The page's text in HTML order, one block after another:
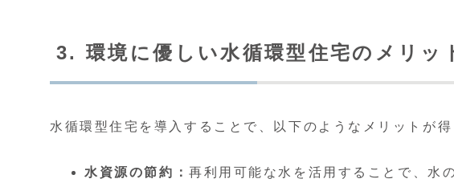
3. 環境に優しい水循環型住宅のメリッ
水循環型住宅を導入することで、以下のようなメリットが得
水資源の節約：再利用可能な水を活用することで、水